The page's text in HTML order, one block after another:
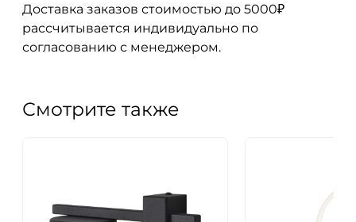
Доставка заказов стоимостью до 5000₽
рассчитывается индивидуально по
согласованию с менеджером.
Смотрите также